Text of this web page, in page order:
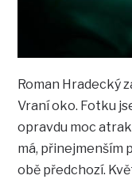
Roman Hradecký
Vraní oko. Fotku
opravdu moc
má, přinejmenším
obě předchozí.